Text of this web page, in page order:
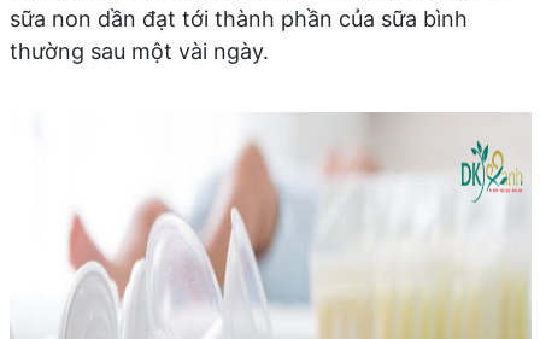
sữa non dần đạt tới thành phần của sữa bình
thường sau một vài ngày.